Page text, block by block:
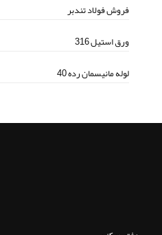
فروش فولاد تندبر
ورق استیل 316
لوله مانیسمان رده 40